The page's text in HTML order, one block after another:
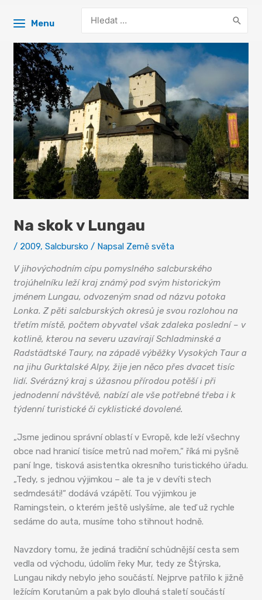
Menu
for:
Na skok v Lungau
/ 2009,Salcbursko / Napsal Země světa
V jihovýchodním cípu pomyslného salcburského
trojúhelníku leží kraj známý pod svým historickým
jménem Lungau, odvozeným snad od názvu potoka
Lonka. Z pěti salcburských okresů je svou rozlohou na
třetím místě, počtem obyvatel však zdaleka poslední – v
kotlině, kterou na severu uzavírají Schladminské a
Radstädtské Taury, na západě výběžky Vysokých Taur a
na jihu Gurktalské Alpy, žije jen něco přes dvacet tisíc
lidí. Svérázný kraj s úžasnou přírodou potěší i při
jednodenní návštěvě, nabízí ale vše potřebné třeba i k
týdenní turistické či cyklistické dovolené.
„Jsme jedinou správní oblastí v Evropě, kde leží všechny
obce nad hranicí tisíce metrů nad mořem,“ říká mi pyšně
paní Inge, tisková asistentka okresního turistického úřadu.
„Tedy, s jednou výjimkou – ale ta je v devíti stech
sedmdesáti!“ dodává vzápětí. Tou výjimkou je
Ramingstein, o kterém ještě uslyšíme, ale teď už rychle
sedáme do auta, musíme toho stihnout hodně.
Navzdory tomu, že jediná tradiční schůdnější cesta sem
vedla od východu, údolím řeky Mur, tedy ze Štýrska,
Lungau nikdy nebylo jeho součástí. Nejprve patřilo k jižně
ležícím Korutanům a pak bylo dlouhá staletí součástí